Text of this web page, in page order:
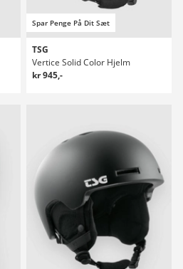
Spar Penge På Dit Sæt
TSG
Vertice Solid Color Hjelm
kr 945,-